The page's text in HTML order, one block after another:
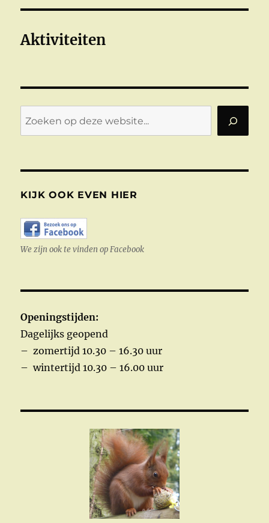
Aktiviteiten
KIJK OOK EVEN HIER
We zijn ook te vinden op Facebook
Openingstijden:
Dagelijks geopend
– zomertijd 10.30 – 16.30 uur
– wintertijd 10.30 – 16.00 uur